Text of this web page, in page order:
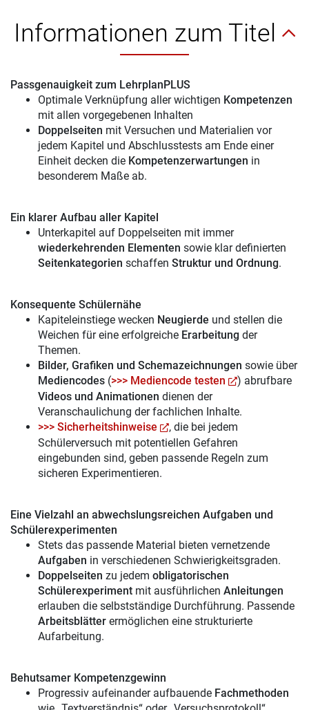
Informationen zum Titel
Passgenauigkeit zum LehrplanPLUS
Optimale Verknüpfung aller wichtigen Kompetenzen
mit allen vorgegebenen Inhalten
Doppelseiten mit Versuchen und Materialien vor
jedem Kapitel und Abschlusstests am Ende einer
Einheit decken die Kompetenzerwartungen in
besonderem Maße ab.
Ein klarer Aufbau aller Kapitel
Unterkapitel auf Doppelseiten mit immer
wiederkehrenden Elementen sowie klar definierten
Seitenkategorien schaffen Struktur und Ordnung.
Konsequente Schülernähe
Kapiteleinstiege wecken Neugierde und stellen die
Weichen für eine erfolgreiche Erarbeitung der
Themen.
Bilder, Grafiken und Schemazeichnungen sowie über
Mediencodes (>>> Mediencode testen
) abrufbare
Videos und Animationen dienen der
Veranschaulichung der fachlichen Inhalte.
>>> Sicherheitshinweise
, die bei jedem
Schülerversuch mit potentiellen Gefahren
eingebunden sind, geben passende Regeln zum
sicheren Experimentieren.
Eine Vielzahl an abwechslungsreichen Aufgaben und
Schülerexperimenten
Stets das passende Material bieten vernetzende
Aufgaben in verschiedenen Schwierigkeitsgraden.
Doppelseiten zu jedem obligatorischen
Schülerexperiment mit ausführlichen Anleitungen
erlauben die selbstständige Durchführung. Passende
Arbeitsblätter ermöglichen eine strukturierte
Aufarbeitung.
Behutsamer Kompetenzgewinn
Progressiv aufeinander aufbauende Fachmethoden